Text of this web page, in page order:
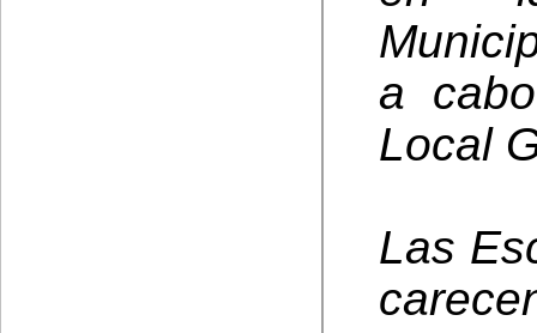
a
Local
Las